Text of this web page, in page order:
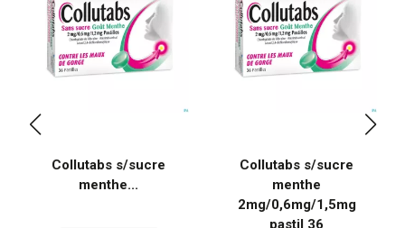
Collutabs s/sucre
menthe...
Collutabs s/sucre
menthe
2mg/0,6mg/1,5mg
pastil 36